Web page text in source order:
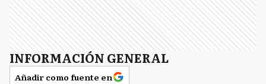
INFORMACIÓN GENERAL
Añadir como fuente en